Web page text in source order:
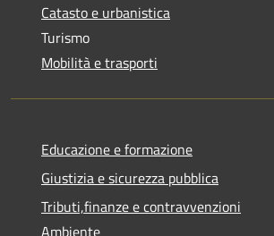
Catasto e urbanistica
Turismo
Mobilità e trasporti
Educazione e formazione
Giustizia e sicurezza pubblica
Tributi,finanze e contravvenzioni
Ambiente